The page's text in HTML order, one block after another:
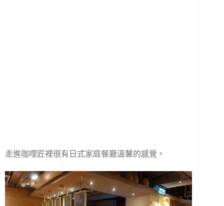
走進咖哩匠裡很有日式家庭餐廳溫馨的感覺。